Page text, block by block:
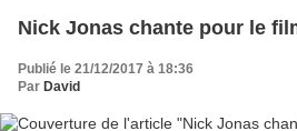
Nick Jonas chante pour le
Publié le 21/12/2017 à 18:36
Par David